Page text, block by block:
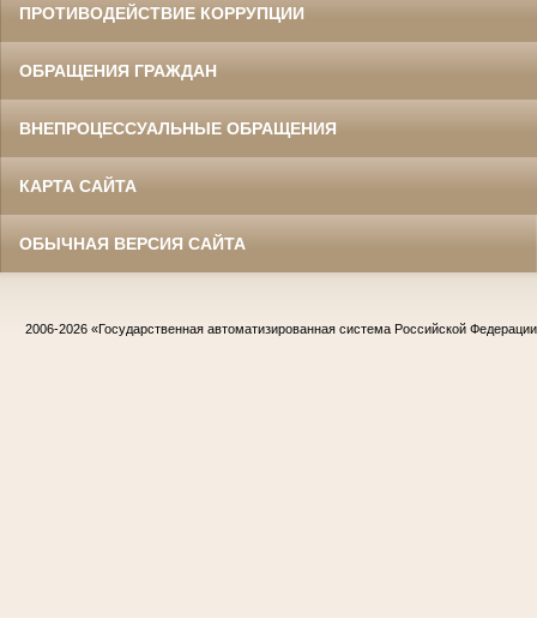
ПРОТИВОДЕЙСТВИЕ КОРРУПЦИИ
ОБРАЩЕНИЯ ГРАЖДАН
ВНЕПРОЦЕССУАЛЬНЫЕ ОБРАЩЕНИЯ
КАРТА САЙТА
ОБЫЧНАЯ ВЕРСИЯ САЙТА
2006-2026 «Государственная автоматизированная система Российской